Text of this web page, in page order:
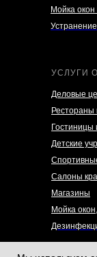
Мойка
УСЛУГИ
Деловые
Рестораны
Гостиницы
Детские
Салоны
Магазины
Мойка